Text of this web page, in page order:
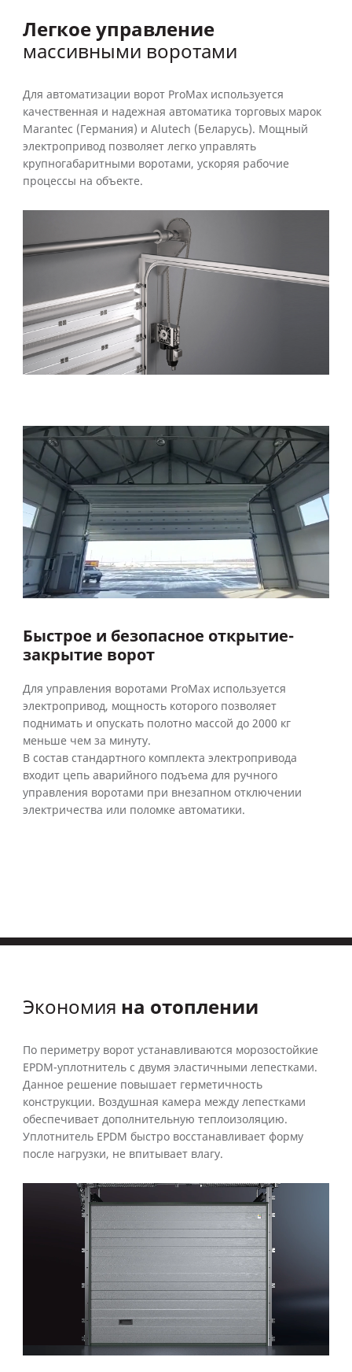
Легкое управление
массивными воротами
Для автоматизации ворот ProMax используется
качественная и надежная автоматика торговых марок
Marantec (Германия) и Alutech (Беларусь). Мощный
электропривод позволяет легко управлять
крупногабаритными воротами, ускоряя рабочие
процессы на объекте.
Быстрое и безопасное открытие-
закрытие ворот
Для управления воротами ProMax используется
электропривод, мощность которого позволяет
поднимать и опускать полотно массой до 2000 кг
меньше чем за минуту.
В состав стандартного комплекта электропривода
входит цепь аварийного подъема для ручного
управления воротами при внезапном отключении
электричества или поломке автоматики.
Экономия на отоплении
По периметру ворот устанавливаются морозостойкие
EPDM-уплотнитель с двумя эластичными лепестками.
Данное решение повышает герметичность
конструкции. Воздушная камера между лепестками
обеспечивает дополнительную теплоизоляцию.
Уплотнитель EPDM быстро восстанавливает форму
после нагрузки, не впитывает влагу.